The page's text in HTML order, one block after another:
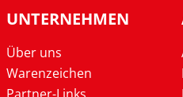
UNTERNEHMEN
Über uns
Warenzeichen